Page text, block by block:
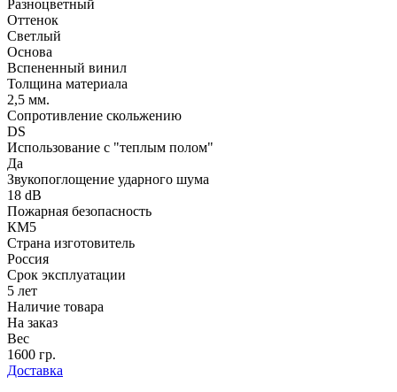
Разноцветный
Оттенок
Светлый
Основа
Вспененный винил
Толщина материала
2,5 мм.
Сопротивление скольжению
DS
Использование с "теплым полом"
Да
Звукопоглощение ударного шума
18 dB
Пожарная безопасность
КМ5
Страна изготовитель
Россия
Срок эксплуатации
5 лет
Наличие товара
На заказ
Вес
1600 гр.
Доставка